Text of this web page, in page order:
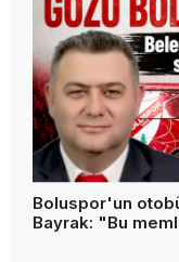
Boluspor'un
Bayrak: "Bu